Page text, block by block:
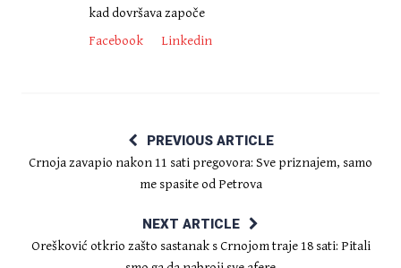
kad dovršava započe
Facebook
Linkedin
PREVIOUS ARTICLE
Crnoja zavapio nakon 11 sati pregovora: Sve priznajem, samo
me spasite od Petrova
NEXT ARTICLE
Orešković otkrio zašto sastanak s Crnojom traje 18 sati: Pitali